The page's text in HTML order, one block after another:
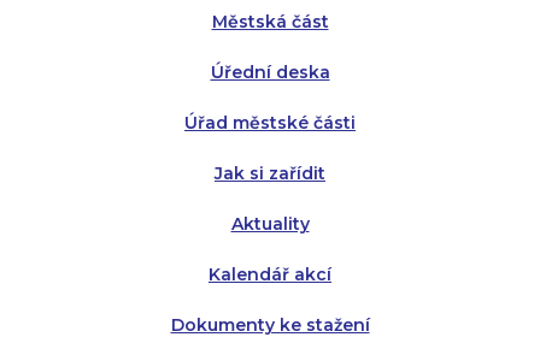
Městská část
Úřední deska
Úřad městské části
Jak si zařídit
Aktuality
Kalendář akcí
Dokumenty ke stažení
Středa:
Čtvrtek:
Pátek:
Středa:
Čtvrtek: